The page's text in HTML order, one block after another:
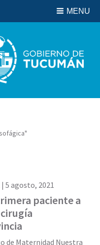
MENU
5 agosto, 2021
paciente a
de Maternidad Nuestra